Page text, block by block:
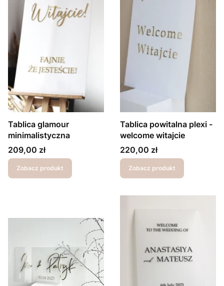
Tablica glamour
minimalistyczna
Cena
209,00 zł
Zobacz produkt
Tablica powitalna plexi -
welcome witajcie
Cena
220,00 zł
Zobacz produkt